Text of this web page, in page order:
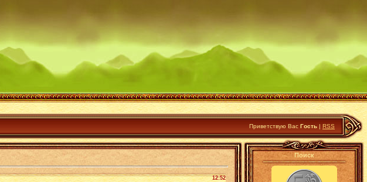
Приветствую Вас Гость | RSS
12:52
Поиск